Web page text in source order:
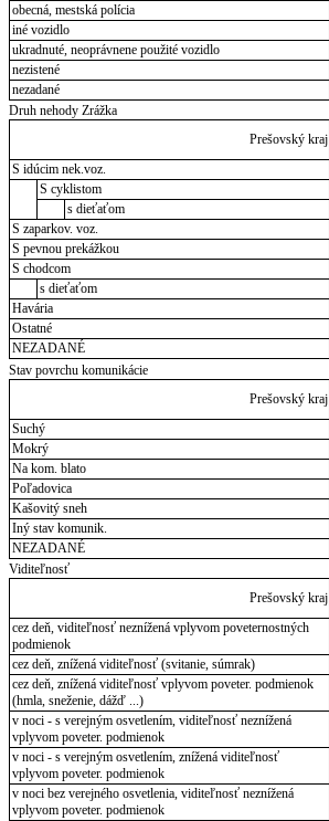
obecná, mestská polícia
iné vozidlo
ukradnuté, neoprávnene použité vozidlo
nezistené
nezadané
Druh nehody Zrážka
Prešovský kraj
S idúcim nek.voz.
S cyklistom
s dieťaťom
S zaparkov. voz.
S pevnou prekážkou
S chodcom
s dieťaťom
Havária
Ostatné
NEZADANÉ
Stav povrchu komunikácie
Prešovský kraj
Suchý
Mokrý
Na kom. blato
Poľadovica
Kašovitý sneh
Iný stav komunik.
NEZADANÉ
Viditeľnosť
Prešovský kraj
cez deň, viditeľnosť neznížená vplyvom poveternostných
podmienok
cez deň, znížená viditeľnosť (svitanie, súmrak)
cez deň, znížená viditeľnosť vplyvom poveter. podmienok
(hmla, sneženie, dážď ...)
v noci - s verejným osvetlením, viditeľnosť neznížená
vplyvom poveter. podmienok
v noci - s verejným osvetlením, znížená viditeľnosť
vplyvom poveter. podmienok
v noci bez verejného osvetlenia, viditeľnosť neznížená
vplyvom poveter. podmienok